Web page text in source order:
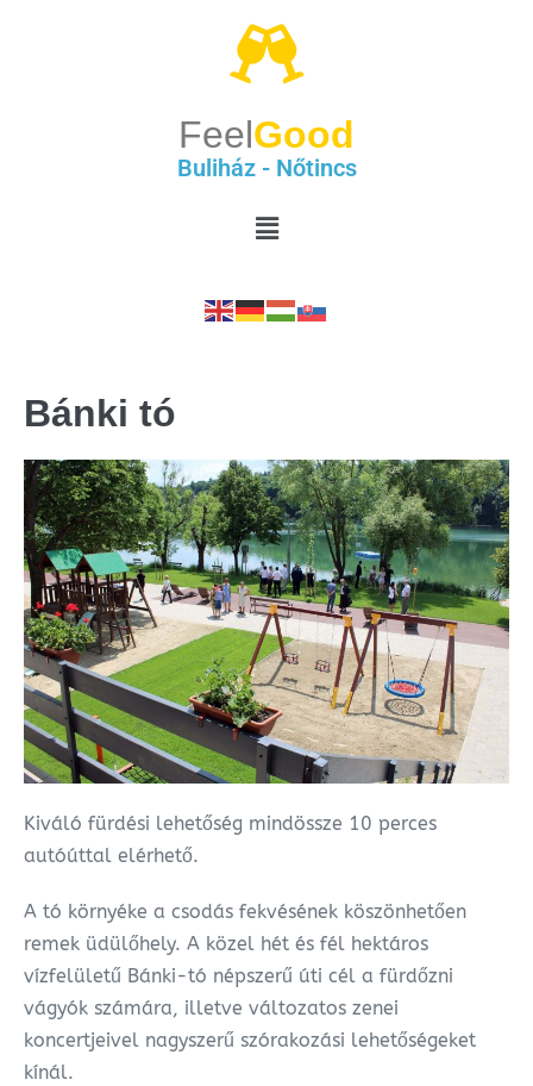
FeelGood
Buliház - Nőtincs
Bánki tó
Kiváló fürdési lehetőség mindössze 10 perces
autóúttal elérhető.
A tó környéke a csodás fekvésének köszönhetően
remek üdülőhely. A közel hét és fél hektáros
vízfelületű Bánki-tó népszerű úti cél a fürdőzni
vágyók számára, illetve változatos zenei
koncertjeivel nagyszerű szórakozási lehetőségeket
kínál.